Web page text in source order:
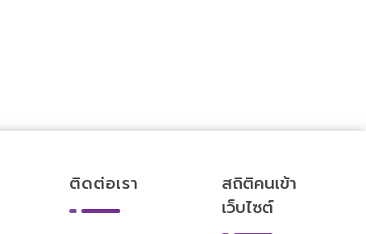
ติดต่อเรา
สถิติคนเข้า
เว็บไซต์